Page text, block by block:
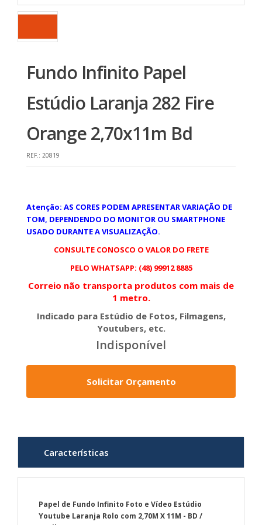
Fundo Infinito Papel
Estúdio Laranja 282 Fire
Orange 2,70x11m Bd
REF.: 20819
Atenção: AS CORES PODEM APRESENTAR VARIAÇÃO DE
TOM, DEPENDENDO DO MONITOR OU SMARTPHONE
USADO DURANTE A VISUALIZAÇÃO.
CONSULTE CONOSCO O VALOR DO FRETE
PELO WHATSAPP: (48) 99912 8885
Correio não transporta produtos com mais de
1 metro.
Indicado para Estúdio de Fotos, Filmagens,
Youtubers, etc.
Indisponível
Solicitar Orçamento
Características
Papel de Fundo Infinito Foto e Vídeo Estúdio
Youtube Laranja Rolo com 2,70M X 11M - BD /